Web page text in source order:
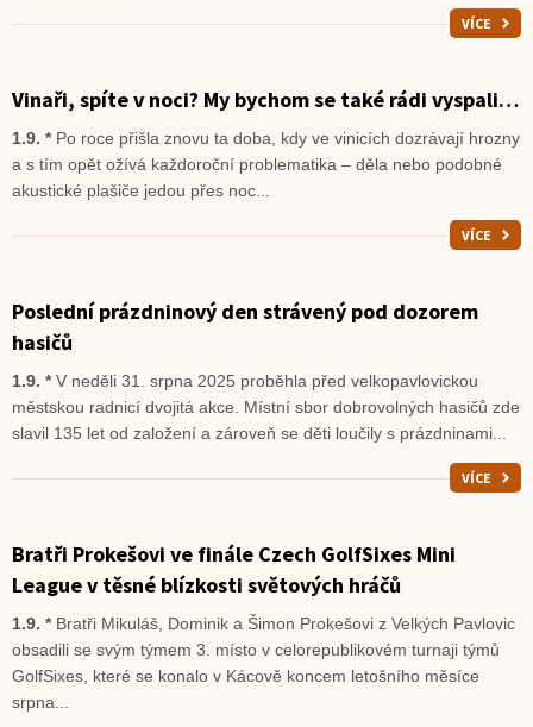
VÍCE
Vinaři, spíte v noci? My bychom se také rádi vyspali…
1.9. *Po roce přišla znovu ta doba, kdy ve vinicích dozrávají hrozny
a s tím opět ožívá každoroční problematika – děla nebo podobné
akustické plašiče jedou přes noc...
VÍCE
Poslední prázdninový den strávený pod dozorem
hasičů
1.9. *V neděli 31. srpna 2025 proběhla před velkopavlovickou
městskou radnicí dvojitá akce. Místní sbor dobrovolných hasičů zde
slavil 135 let od založení a zároveň se děti loučily s prázdninami...
VÍCE
Bratři Prokešovi ve finále Czech GolfSixes Mini
League v těsné blízkosti světových hráčů
1.9. *Bratři Mikuláš, Dominik a Šimon Prokešovi z Velkých Pavlovic
obsadili se svým týmem 3. místo v celorepublikovém turnaji týmů
GolfSixes, které se konalo v Kácově koncem letošního měsíce
srpna...